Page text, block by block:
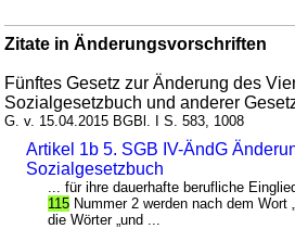
Zitate in Änderungsvorschriften
Fünftes Gesetz zur Änderung des
Sozialgesetzbuch und anderer
G. v. 15.04.2015 BGBl. I S. 583, 1008
Artikel 1b 5. SGB IV-ÄndG
Sozialgesetzbuch
... für ihre dauerhafte berufliche
115 Nummer 2 werden nach dem Wort
die Wörter „und ...